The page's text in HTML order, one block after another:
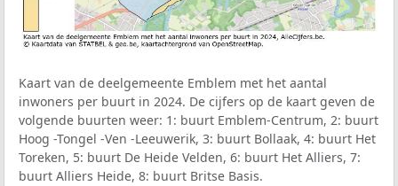
Kaart van de deelgemeente Emblem met het aantal
inwoners per buurt in 2024. De cijfers op de kaart geven de
volgende buurten weer: 1: buurt Emblem-Centrum, 2: buurt
Hoog -Tongel -Ven -Leeuwerik, 3: buurt Bollaak, 4: buurt Het
Toreken, 5: buurt De Heide Velden, 6: buurt Het Alliers, 7:
buurt Alliers Heide, 8: buurt Britse Basis.